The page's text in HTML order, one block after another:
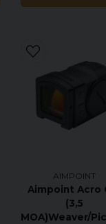
AIMPOINT
Aimpoint Acro
(3,5
MOA)Weaver/